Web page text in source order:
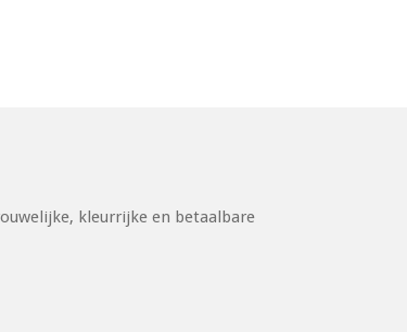
kleurrijke en betaalbare